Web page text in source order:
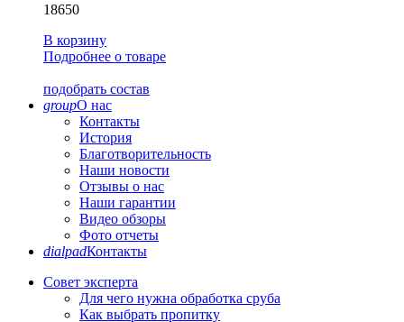
18650
В корзину
Подробнее о товаре
подобрать состав
groupО нас
Контакты
История
Благотворительность
Наши новости
Отзывы о нас
Наши гарантии
Видео обзоры
Фото отчеты
dialpadКонтакты
Совет эксперта
Для чего нужна обработка сруба
Как выбрать пропитку